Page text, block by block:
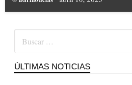
ÚLTIMAS NOTICIAS